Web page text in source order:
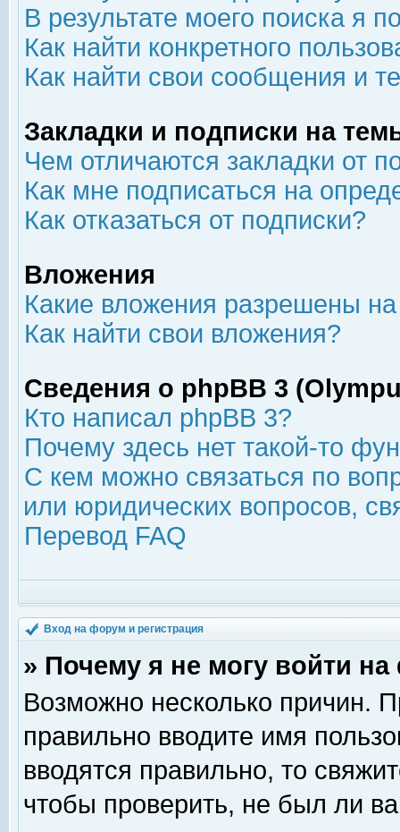
В результате моего поиска я
Как найти конкретного
Как найти свои сообщения и
Закладки и подписки на
Чем отличаются закладки от
Как мне подписаться на
Как отказаться от подписки?
Вложения
Какие вложения разрешены
Как найти свои вложения?
Сведения о phpBB 3
Кто написал phpBB 3?
Почему здесь нет такой-то
С кем можно связаться по
или юридических вопросов,
Перевод FAQ
Вход на форум и регистрация
» Почему я не могу войти
Возможно несколько причин.
правильно вводите имя
вводятся правильно, то
чтобы проверить, не был ли